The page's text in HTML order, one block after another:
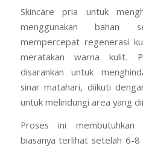
Skincare pria untuk
menggunakan bahan
mempercepat regenerasi
meratakan warna kulit.
disarankan untuk
sinar matahari, diikuti
untuk melindungi area yang
Proses ini membutuhkan
biasanya terlihat setelah 6-